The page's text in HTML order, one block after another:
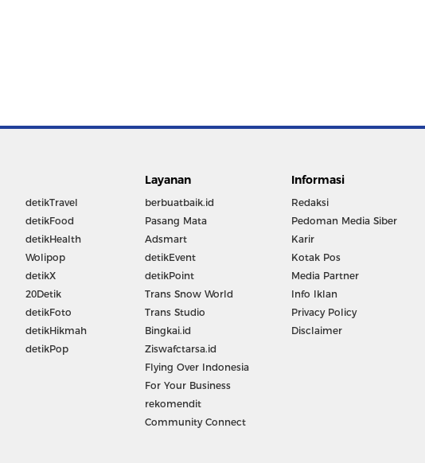
detikTravel
detikFood
detikHealth
Wolipop
detikX
20Detik
detikFoto
detikHikmah
detikPop
Layanan
berbuatbaik.id
Pasang Mata
Adsmart
detikEvent
detikPoint
Trans Snow World
Trans Studio
Bingkai.id
Ziswafctarsa.id
Flying Over Indonesia
For Your Business
rekomendit
Community Connect
Informasi
Redaksi
Pedoman Media Siber
Karir
Kotak Pos
Media Partner
Info Iklan
Privacy Policy
Disclaimer